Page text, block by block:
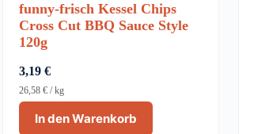
funny-frisch Kessel Chips
Cross Cut BBQ Sauce Style
120g
3,19 €
In den Warenkorb
26,58 €/kg